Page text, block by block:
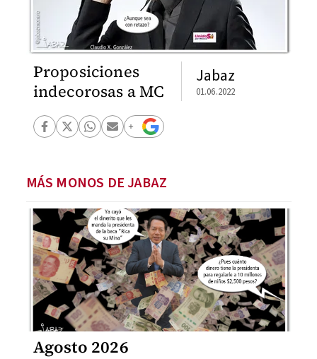
Proposiciones
indecorosas a MC
Jabaz
01.06.2022
MÁS MONOS DE JABAZ
Agosto 2026